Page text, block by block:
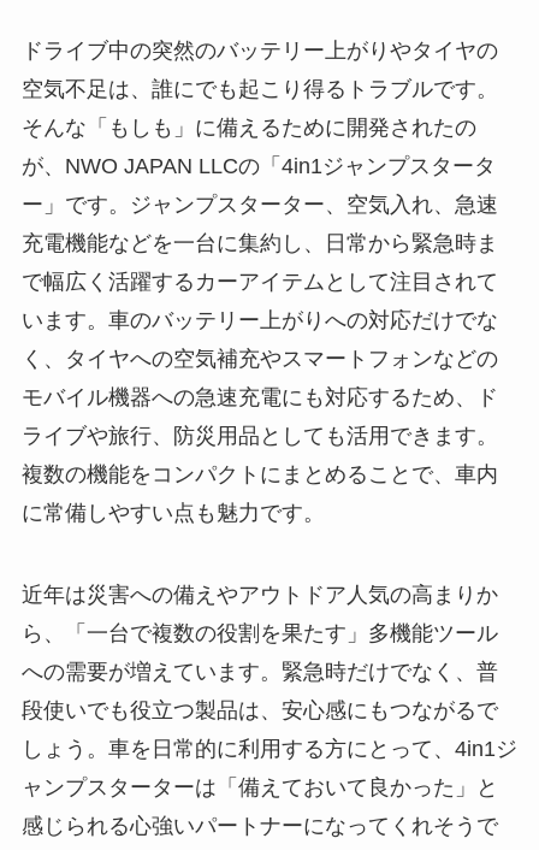
ドライブ中の突然のバッテリー上がりやタイヤの
空気不足は、誰にでも起こり得るトラブルです。
そんな「もしも」に備えるために開発されたの
が、NWO JAPAN LLCの「4in1ジャンプスタータ
ー」です。ジャンプスターター、空気入れ、急速
充電機能などを一台に集約し、日常から緊急時ま
で幅広く活躍するカーアイテムとして注目されて
います。車のバッテリー上がりへの対応だけでな
く、タイヤへの空気補充やスマートフォンなどの
モバイル機器への急速充電にも対応するため、ド
ライブや旅行、防災用品としても活用できます。
複数の機能をコンパクトにまとめることで、車内
に常備しやすい点も魅力です。
近年は災害への備えやアウトドア人気の高まりか
ら、「一台で複数の役割を果たす」多機能ツール
への需要が増えています。緊急時だけでなく、普
段使いでも役立つ製品は、安心感にもつながるで
しょう。車を日常的に利用する方にとって、4in1ジ
ャンプスターターは「備えておいて良かった」と
感じられる心強いパートナーになってくれそうで